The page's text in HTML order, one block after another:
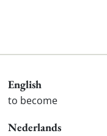
English
to become
Nederlands